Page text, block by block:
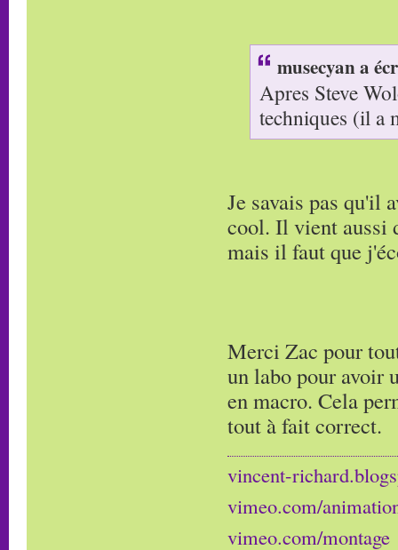
musecyan a
Apres Steve
techniques (il a
Je savais pas qu'il
cool. Il vient aussi
mais il faut que
Merci Zac pour
un labo pour avoir
en macro. Cela
tout à fait correct.
vincent-
vimeo.com/
vimeo.com/montage